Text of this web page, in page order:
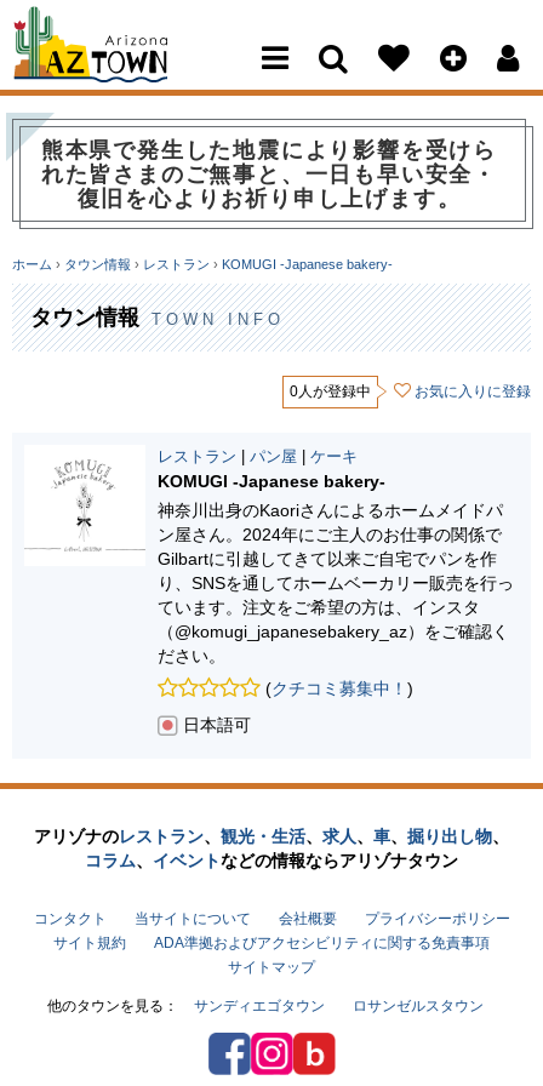
熊本県で発生した地震により影響を受けら
れた皆さまのご無事と、一日も早い安全・
復旧を心よりお祈り申し上げます。
ホーム › タウン情報 › レストラン › KOMUGI -Japanese bakery-
タウン情報 TOWN INFO
0人が登録中 お気に入りに登録
レストラン パン屋 ケーキ
KOMUGI -Japanese bakery-
神奈川出身のKaoriさんによるホームメイドパ
ン屋さん。2024年にご主人のお仕事の関係で
Gilbartに引越してきて以来ご自宅でパンを作
り、SNSを通してホームベーカリー販売を行っ
ています。注文をご希望の方は、インスタ
（@komugi_japanesebakery_az）をご確認く
ださい。
(クチコミ募集中！ )
日本語可
アリゾナのレストラン、 観光・生活、 求人、 車、 掘り出し物、
コラム、 イベントなどの情報ならアリゾナタウン
コンタクト 当サイトについて 会社概要
プライバシーポリシー
サイト規約
ADA準拠およびアクセシビリティに関する免責事項
サイトマップ
他のタウンを見る： サンディエゴタウン ロサンゼルスタウン
FacebookInstagram